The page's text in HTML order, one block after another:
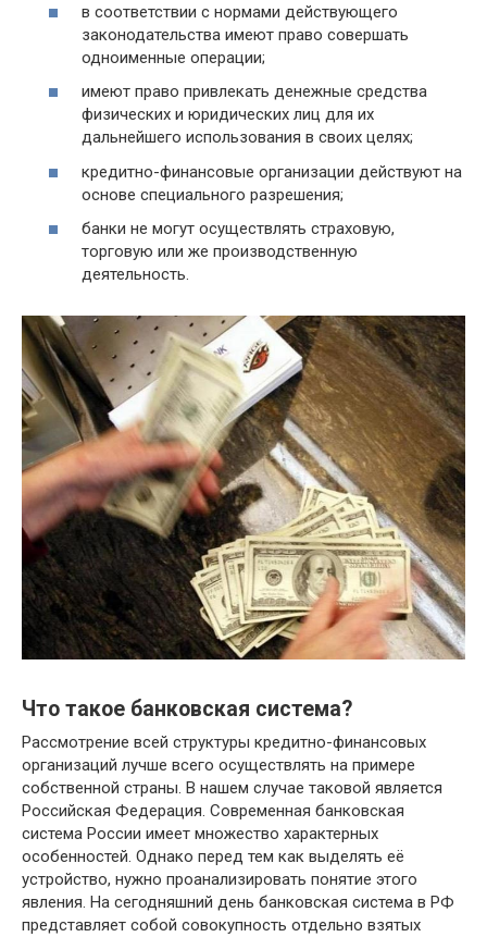
в соответствии с нормами действующего
законодательства имеют право совершать
одноименные операции;
имеют право привлекать денежные средства
физических и юридических лиц для их
дальнейшего использования в своих целях;
кредитно-финансовые организации действуют на
основе специального разрешения;
банки не могут осуществлять страховую,
торговую или же производственную
деятельность.
Что такое банковская система?
Рассмотрение всей структуры кредитно-финансовых
организаций лучше всего осуществлять на примере
собственной страны. В нашем случае таковой является
Российская Федерация. Современная банковская
система России имеет множество характерных
особенностей. Однако перед тем как выделять её
устройство, нужно проанализировать понятие этого
явления. На сегодняшний день банковская система в РФ
представляет собой совокупность отдельно взятых